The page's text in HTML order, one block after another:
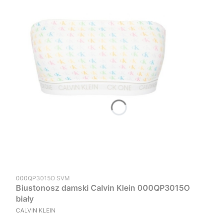
Kod produktu
000QP3015O SVM
Biustonosz damski Calvin Klein 000QP3015O
biały
PRODUCENT
CALVIN KLEIN